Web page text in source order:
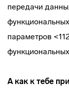
передачи
параметров
А как к тебе